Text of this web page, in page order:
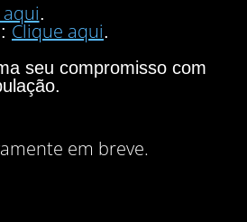
.
Clique aqui.
seu compromisso com
em breve.